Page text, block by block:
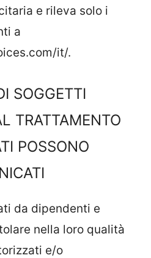
e rileva solo i
a
it/.
SOGGETTI
TRATTAMENTO
POSSONO
da dipendenti e
nella loro qualità
e/o